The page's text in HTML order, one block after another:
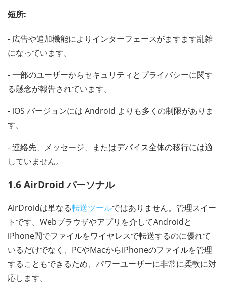
短所:
- 広告や追加機能によりインターフェースがますます乱雑
になっています。
- 一部のユーザーからセキュリティとプライバシーに関す
る懸念が報告されています。
- iOS バージョンには Android よりも多くの制限がありま
す。
- 連絡先、メッセージ、またはデバイス全体の移行には適
していません。
1.6 AirDroid パーソナル
AirDroidは単なる転送ツールではありません。管理スイー
トです。Webブラウザやアプリを介してAndroidと
iPhone間でファイルをワイヤレスで転送するのに優れて
いるだけでなく、PCやMacからiPhoneのファイルを管理
することもできるため、パワーユーザーに非常に柔軟に対
応します。